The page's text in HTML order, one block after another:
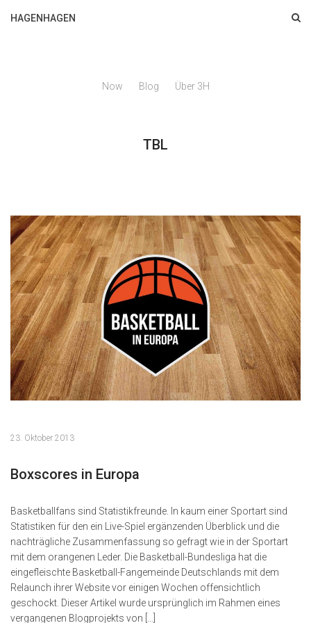
HAGENHAGEN
Now Blog Über 3H
TBL
23. Oktober 2013
Boxscores in Europa
Basketballfans sind Statistikfreunde. In kaum einer Sportart sind
Statistiken für den ein Live-Spiel ergänzenden Überblick und die
nachträgliche Zusammenfassung so gefragt wie in der Sportart
mit dem orangenen Leder. Die Basketball-Bundesliga hat die
eingefleischte Basketball-Fangemeinde Deutschlands mit dem
Relaunch ihrer Website vor einigen Wochen offensichtlich
geschockt. Dieser Artikel wurde ursprünglich im Rahmen eines
vergangenen Blogprojekts von […]